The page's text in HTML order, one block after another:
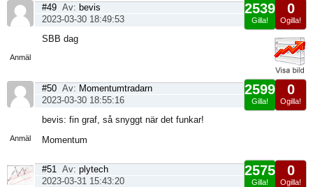
Anmäl
0
Ogilla!
2539
Gilla!
#49 Av: bevis
2023-03-30 18:49:53
SBB dag
Anmäl
0
Ogilla!
2599
Gilla!
#50 Av: Momentumtradarn
2023-03-30 18:55:16
bevis: fin graf, så snyggt när det funkar!
Momentum
0
Ogilla!
2575
Gilla!
#51 Av: plytech
2023-03-31 15:43:20